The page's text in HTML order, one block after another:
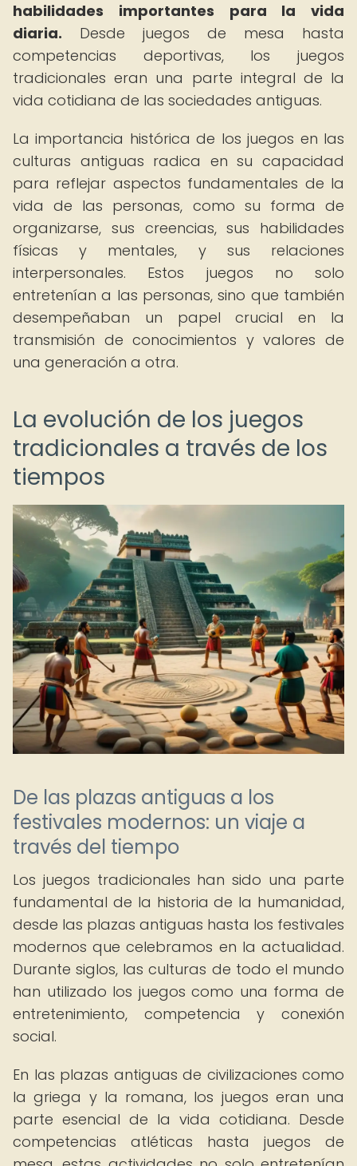
habilidades importantes para la vida
diaria. Desde juegos de mesa hasta
competencias deportivas, los juegos
tradicionales eran una parte integral de la
vida cotidiana de las sociedades antiguas.
La importancia histórica de los juegos en las
culturas antiguas radica en su capacidad
para reflejar aspectos fundamentales de la
vida de las personas, como su forma de
organizarse, sus creencias, sus habilidades
físicas y mentales, y sus relaciones
interpersonales. Estos juegos no solo
entretenían a las personas, sino que también
desempeñaban un papel crucial en la
transmisión de conocimientos y valores de
una generación a otra.
La evolución de los juegos
tradicionales a través de los
tiempos
De las plazas antiguas a los
festivales modernos: un viaje a
través del tiempo
Los juegos tradicionales han sido una parte
fundamental de la historia de la humanidad,
desde las plazas antiguas hasta los festivales
modernos que celebramos en la actualidad.
Durante siglos, las culturas de todo el mundo
han utilizado los juegos como una forma de
entretenimiento, competencia y conexión
social.
En las plazas antiguas de civilizaciones como
la griega y la romana, los juegos eran una
parte esencial de la vida cotidiana. Desde
competencias atléticas hasta juegos de